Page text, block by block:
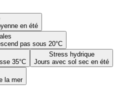
en été
pas sous 20°C
35°C
Stress hydrique
Jours avec sol sec en été
la mer